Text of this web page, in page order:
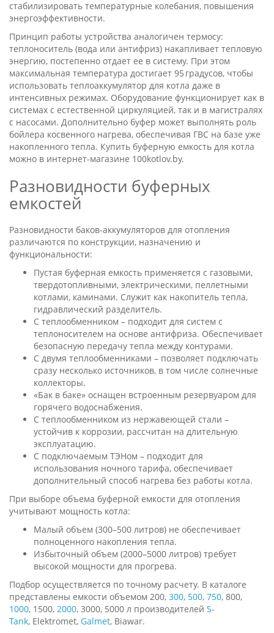
стабилизировать температурные колебания, повышения
энергоэффективности.
Принцип работы устройства аналогичен термосу:
теплоноситель (вода или антифриз) накапливает тепловую
энергию, постепенно отдает ее в систему. При этом
максимальная температура достигает 95 градусов, чтобы
использовать теплоаккумулятор для котла даже в
интенсивных режимах. Оборудование функционирует как в
системах с естественной циркуляцией, так и в магистралях
с насосами. Дополнительно буфер может выполнять роль
бойлера косвенного нагрева, обеспечивая ГВС на базе уже
накопленного тепла. Купить буферную емкость для котла
можно в интернет-магазине 100kotlov.by.
Разновидности буферных
емкостей
Разновидности баков-аккумуляторов для отопления
различаются по конструкции, назначению и
функциональности:
Пустая буферная емкость применяется с газовыми,
твердотопливными, электрическими, пеллетными
котлами, каминами. Служит как накопитель тепла,
гидравлический разделитель.
С теплообменником – подходит для систем с
теплоносителем на основе антифриза. Обеспечивает
безопасную передачу тепла между контурами.
С двумя теплообменниками – позволяет подключать
сразу несколько источников, в том числе солнечные
коллекторы.
«Бак в баке» оснащен встроенным резервуаром для
горячего водоснабжения.
С теплообменником из нержавеющей стали –
устойчив к коррозии, рассчитан на длительную
эксплуатацию.
С подключаемым ТЭНом – подходит для
использования ночного тарифа, обеспечивает
дополнительный способ нагрева без работы котла.
При выборе объема буферной емкости для отопления
учитывают мощность котла:
Малый объем (300–500 литров) не обеспечивает
полноценного накопления тепла.
Избыточный объем (2000–5000 литров) требует
высокой мощности для прогрева.
Подбор осуществляется по точному расчету. В каталоге
представлены емкости объемом 200, 300, 500, 750, 800,
1000, 1500, 2000, 3000, 5000 л производителей S-
Tank, Elektromet, Galmet, Biawar.